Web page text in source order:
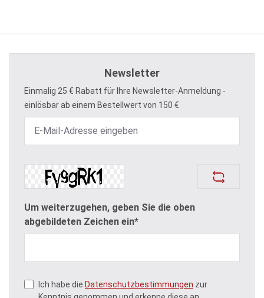
Newsletter
Einmalig 25 € Rabatt für Ihre Newsletter-Anmeldung -
einlösbar ab einem Bestellwert von 150 €
Um weiterzugehen, geben Sie die oben
abgebildeten Zeichen ein*
Ich habe die Datenschutzbestimmungen zur